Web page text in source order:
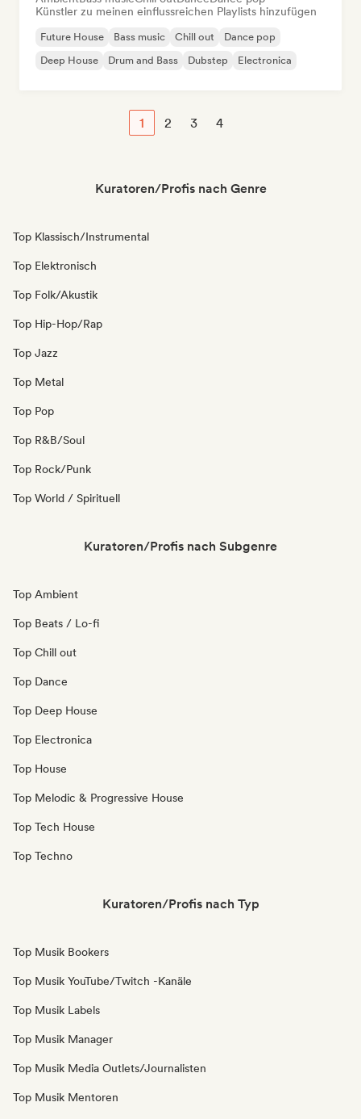
Künstler zu meinen einflussreichen Playlists hinzufügen
Future House Bass music Chill out
Dance pop
Deep House
Drum and Bass Dubstep Electronica
1 2 3 4
Kuratoren/Profis nach Genre
Top Klassisch/Instrumental
Top Elektronisch
Top Folk/Akustik
Top Hip-Hop/Rap
Top Jazz
Top Metal
Top Pop
Top R&B/Soul
Top Rock/Punk
Top World / Spirituell
Kuratoren/Profis nach Subgenre
Top Ambient
Top Beats / Lo-fi
Top Chill out
Top Dance
Top Deep House
Top Electronica
Top House
Top Melodic & Progressive House
Top Tech House
Top Techno
Kuratoren/Profis nach Typ
Top Musik Bookers
Top Musik YouTube/Twitch -Kanäle
Top Musik Labels
Top Musik Manager
Top Musik Media Outlets/Journalisten
Top Musik Mentoren